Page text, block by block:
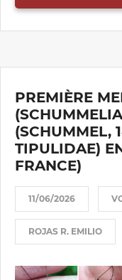
PREMIÈRE
(SCHUMMEL,
TIPULIDAE)
FRANCE)
11/06/2026
ROJAS R. EMILIO